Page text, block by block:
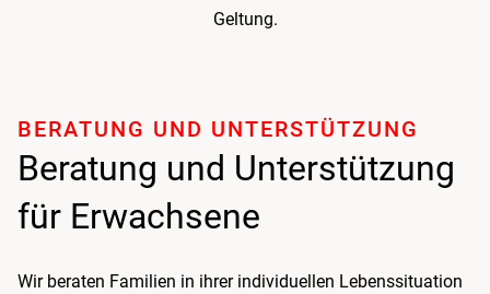
Geltung.
Beratung und Unterstützung
für Erwachsene
BERATUNG UND UNTER­STÜTZUNG
Wir beraten Familien in ihrer individuellen Lebenssituation